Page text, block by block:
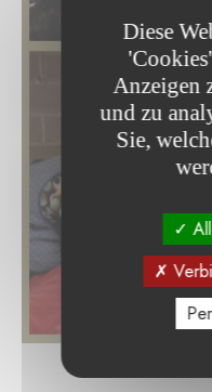
Diese
Anzeigen
und zu
Sie,